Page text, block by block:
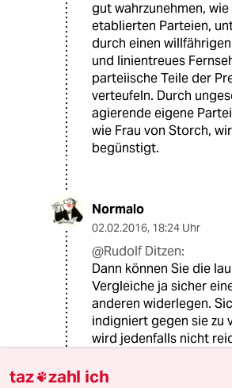
gut wahrzunehmen,
etablierten Parteien,
durch einen
und linientreues
parteiische Teile der
verteufeln. Durch
agierende eigene
wie Frau von Storch,
begünstigt.
Normalo
02.02.2016, 18:24 Uhr
@Rudolf Ditzen:
Dann können Sie die
Vergleiche ja sicher
anderen widerlegen.
indigniert gegen sie zu
wird jedenfalls nicht
hervorstechende, aber
taz zahl ich